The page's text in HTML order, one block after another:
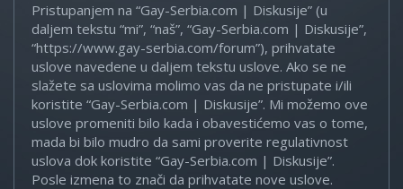
Pristupanjem na “Gay-Serbia.com | Diskusije” (u
daljem tekstu “mi”, “naš”, “Gay-Serbia.com | Diskusije”,
“https://www.gay-serbia.com/forum”), prihvatate
uslove navedene u daljem tekstu uslove. Ako se ne
slažete sa uslovima molimo vas da ne pristupate i/ili
koristite “Gay-Serbia.com | Diskusije”. Mi možemo ove
uslove promeniti bilo kada i obavestićemo vas o tome,
mada bi bilo mudro da sami proverite regulativnost
uslova dok koristite “Gay-Serbia.com | Diskusije”.
Posle izmena to znači da prihvatate nove uslove.